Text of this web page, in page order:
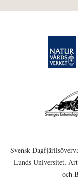
Svensk
Lunds Universitet,
och